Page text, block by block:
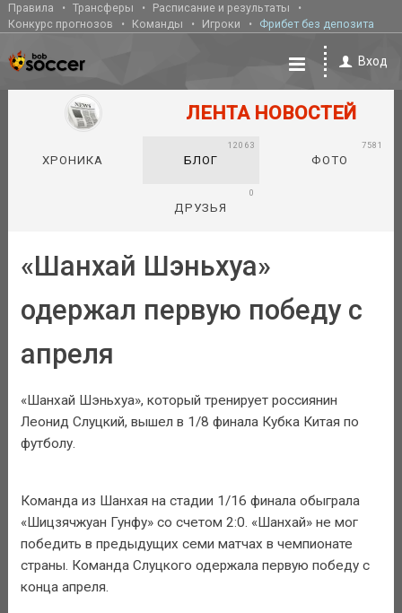
Правила Трансферы
Расписание и результаты
Конкурс прогнозов
Команды Игроки Фрибет без депозита
Вход
ЛЕНТА НОВОСТЕЙ
ХРОНИКА БЛОГ
12063
ФОТО
7581
ДРУЗЬЯ
0
«Шанхай Шэньхуа»
одержал первую победу с
апреля
«Шанхай Шэньхуа», который тренирует россиянин
Леонид Слуцкий, вышел в 1/8 финала Кубка Китая по
футболу.
Команда из Шанхая на стадии 1/16 финала обыграла
«Шицзячжуан Гунфу» со счетом 2:0. «Шанхай» не мог
победить в предыдущих семи матчах в чемпионате
страны. Команда Слуцкого одержала первую победу с
конца апреля.